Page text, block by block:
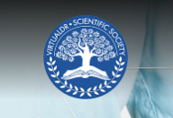
دکتر